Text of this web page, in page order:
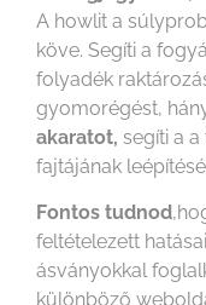
A howlit a
köve. Segíti a
folyadék
gyomorégést,
akaratot, segíti a
fajtájának
Fontos tudnod
feltételezett
ásványokkal
különböző